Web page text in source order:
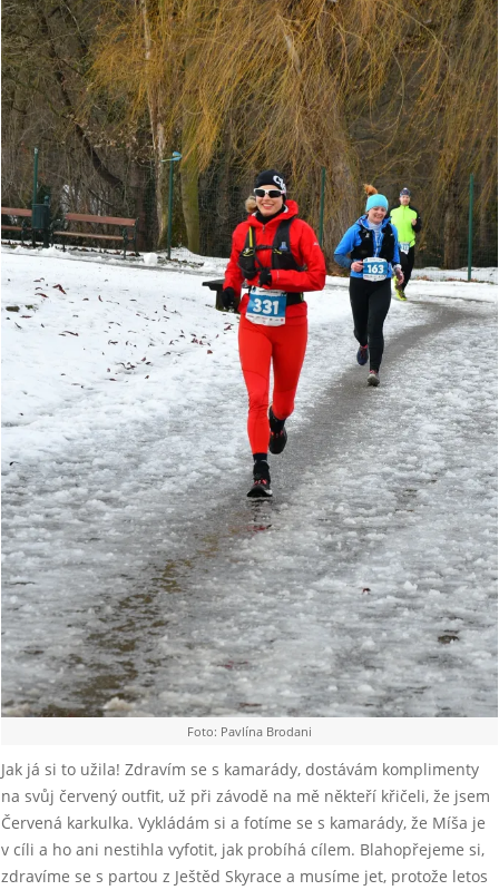
Foto: Pavlína Brodani
Jak já si to užila! Zdravím se s kamarády, dostávám komplimenty
na svůj červený outfit, už při závodě na mě někteří křičeli, že jsem
Červená karkulka. Vykládám si a fotíme se s kamarády, že Míša je
v cíli a ho ani nestihla vyfotit, jak probíhá cílem. Blahopřejeme si,
zdravíme se s partou z Ještěd Skyrace a musíme jet, protože letos